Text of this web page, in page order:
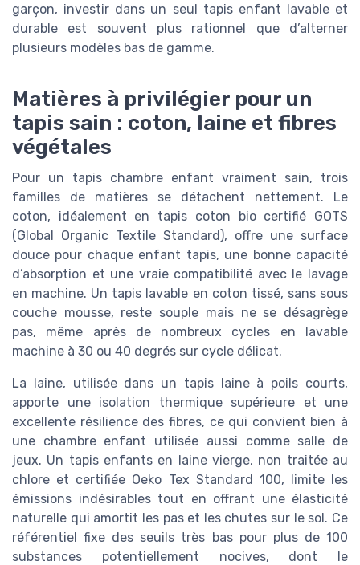
garçon, investir dans un seul tapis enfant lavable et
durable est souvent plus rationnel que d’alterner
plusieurs modèles bas de gamme.
Matières à privilégier pour un
tapis sain : coton, laine et fibres
végétales
Pour un tapis chambre enfant vraiment sain, trois
familles de matières se détachent nettement. Le
coton, idéalement en tapis coton bio certifié GOTS
(Global Organic Textile Standard), offre une surface
douce pour chaque enfant tapis, une bonne capacité
d’absorption et une vraie compatibilité avec le lavage
en machine. Un tapis lavable en coton tissé, sans sous
couche mousse, reste souple mais ne se désagrège
pas, même après de nombreux cycles en lavable
machine à 30 ou 40 degrés sur cycle délicat.
La laine, utilisée dans un tapis laine à poils courts,
apporte une isolation thermique supérieure et une
excellente résilience des fibres, ce qui convient bien à
une chambre enfant utilisée aussi comme salle de
jeux. Un tapis enfants en laine vierge, non traitée au
chlore et certifiée Oeko Tex Standard 100, limite les
émissions indésirables tout en offrant une élasticité
naturelle qui amortit les pas et les chutes sur le sol. Ce
référentiel fixe des seuils très bas pour plus de 100
substances potentiellement nocives, dont le